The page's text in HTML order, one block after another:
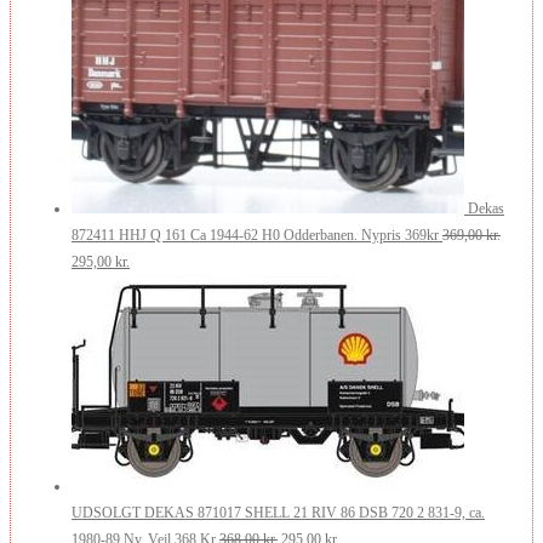
349,00 kr..299,00 kr..
Dekas
872411 HHJ Q 161 Ca 1944-62 H0 Odderbanen. Nypris 369kr 369,00kr.
Den
oprindelige
var:
369,00 kr..
295,00 kr.
aktuelle
pris
UDSOLGT DEKAS 871017 SHELL 21 RIV 86 DSB 720 2 831-9, ca.
1980-89 Ny. Vejl 368 Kr 368,00kr. Den
295,00 kr.